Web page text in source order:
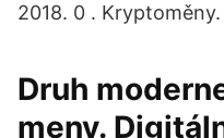
2018. 0 . Kryptoměny.
Druh
meny.